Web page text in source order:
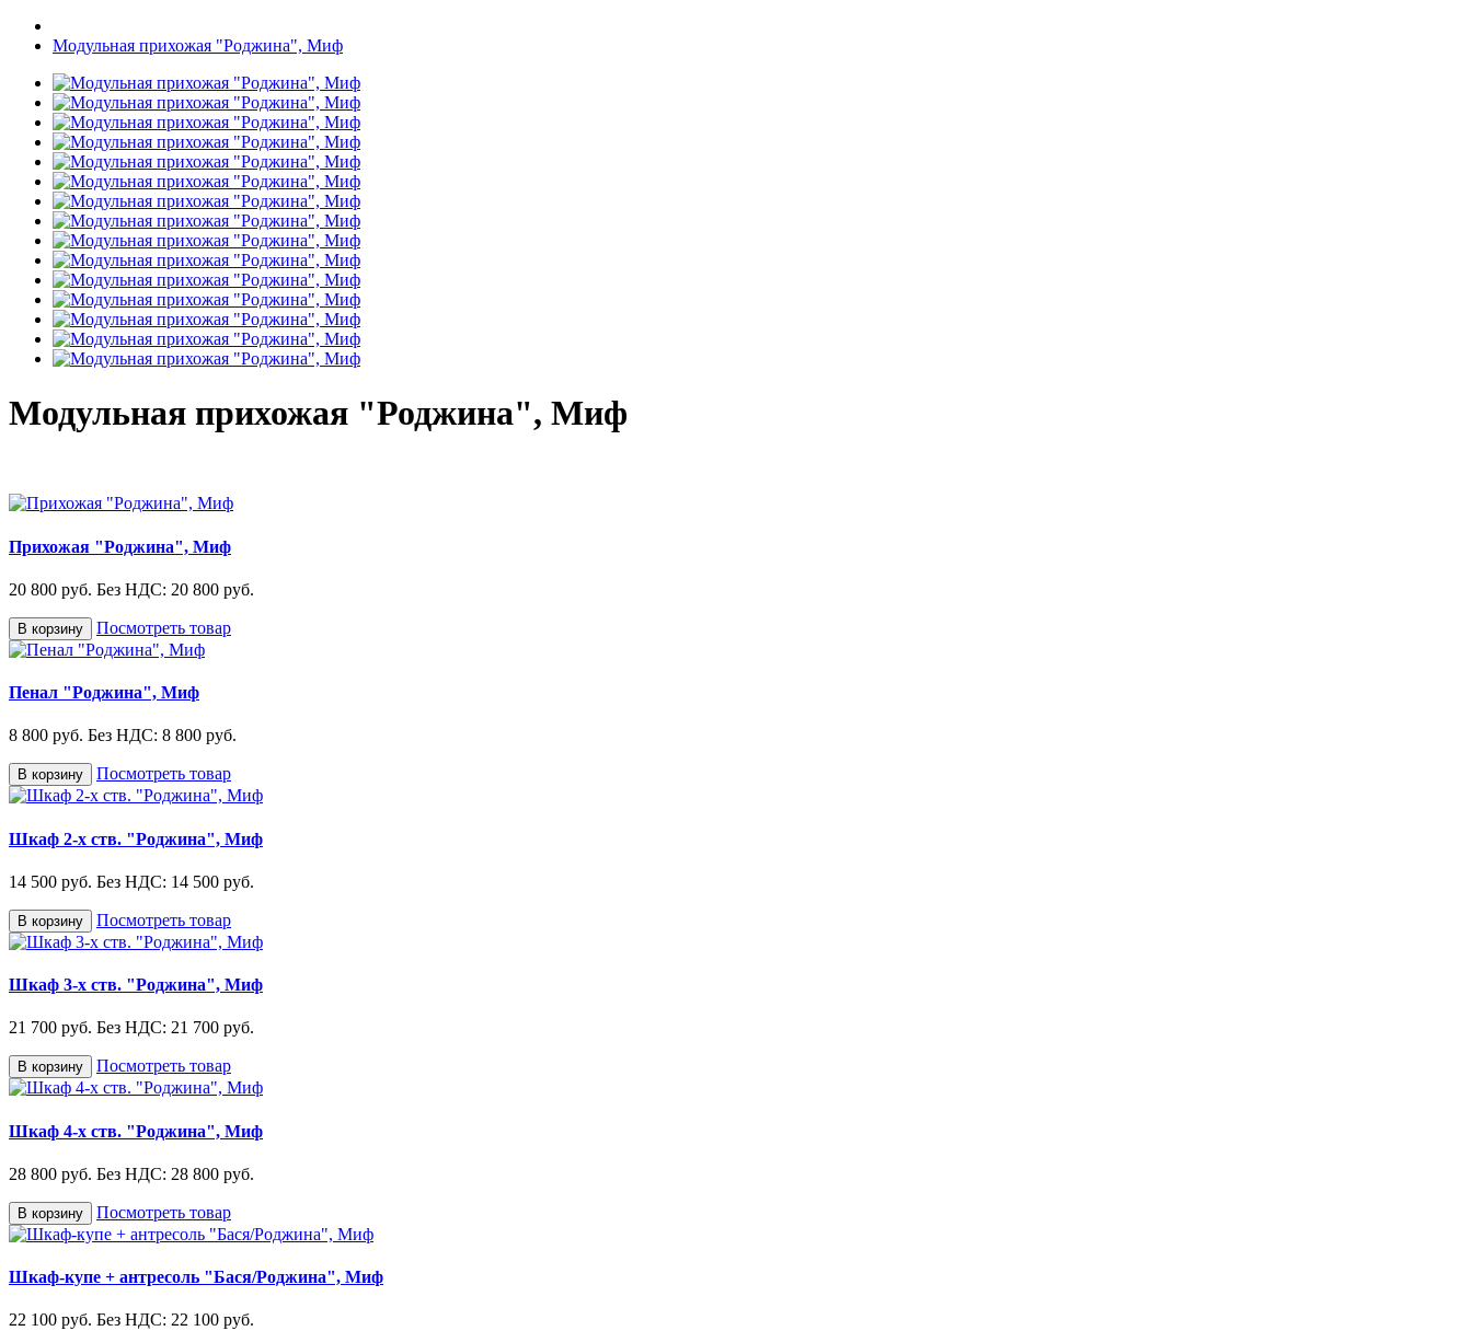
Модульная прихожая "Роджина", Миф
Модульная прихожая "Роджина", Миф
Прихожая "Роджина", Миф
20 800 руб. Без НДС: 20 800 руб.
В корзину Посмотреть товар
Пенал "Роджина", Миф
8 800 руб. Без НДС: 8 800 руб.
В корзину Посмотреть товар
Шкаф 2-х ств. "Роджина", Миф
14 500 руб. Без НДС: 14 500 руб.
В корзину Посмотреть товар
Шкаф 3-х ств. "Роджина", Миф
21 700 руб. Без НДС: 21 700 руб.
В корзину Посмотреть товар
Шкаф 4-х ств. "Роджина", Миф
28 800 руб. Без НДС: 28 800 руб.
В корзину Посмотреть товар
Шкаф-купе + антресоль "Бася/Роджина", Миф
22 100 руб. Без НДС: 22 100 руб.